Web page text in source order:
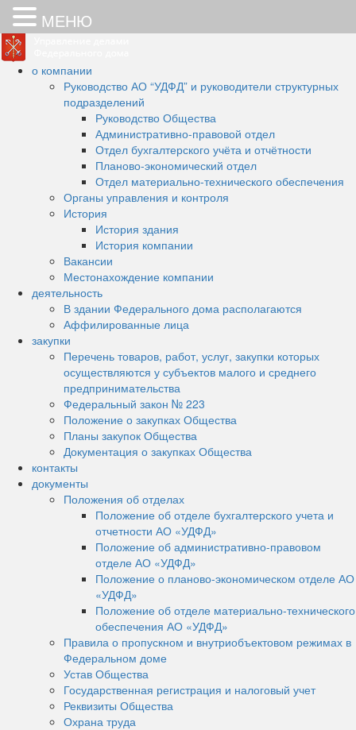
Skip
to
content
АО "Управление делами
Федерального дома"
Основная цель деятельности
АО "УДФД" – работы и услуги
по обеспечению эксплуатации
помещений здания
Федерального дома
(административная часть
здания по адресу: Санкт-
Петербург, Суворовский пр-кт,
д. 62, литер А)
о компании
Руководство АО “УДФД” и руководители структурных
подразделений
Руководство Общества
Административно-правовой отдел
Отдел бухгалтерского учёта и отчётности
Планово-экономический отдел
Отдел материально-технического обеспечения
Органы управления и контроля
История
История здания
История компании
Вакансии
Местонахождение компании
деятельность
В здании Федерального дома располагаются
Аффилированные лица
закупки
Перечень товаров, работ, услуг, закупки которых
осуществляются у субъектов малого и среднего
предпринимательства
Федеральный закон № 223
Положение о закупках Общества
Планы закупок Общества
Документация о закупках Общества
контакты
документы
Положения об отделах
Положение об отделе бухгалтерского учета и
отчетности АО «УДФД»
Положение об административно-правовом
отделе АО «УДФД»
Положение о планово-экономическом отделе АО
«УДФД»
Положение об отделе материально-технического
обеспечения АО «УДФД»
Правила о пропускном и внутриобъектовом режимах в
Федеральном доме
Устав Общества
Государственная регистрация и налоговый учет
Реквизиты Общества
Охрана труда
МЕНЮ